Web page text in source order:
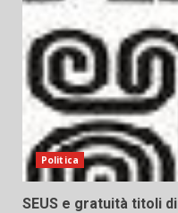
Politica
SEUS e gratuità titoli